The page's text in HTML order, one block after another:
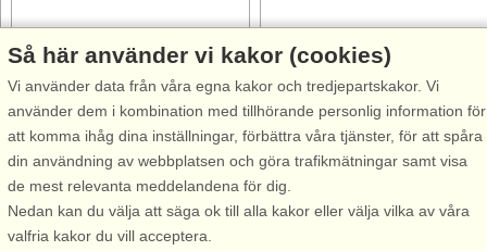
Stugnr: 50953
Gustavsfors
5 personer, 112 m²
50 m till sjö/hav:.
Tillbringa din semester i detta
mysiga hus med en fantastisk
utsikt! På baksidan av huset
Stugnr: 10624
Billingsfors
5 personer, 100 m²
70 m till sjö/hav:.
Trevligt inredd villa norr om
Billingsfors med härlig sjöutsikt
Så här använder vi kakor (cookies)
Vi använder data från våra egna kakor och tredjepartskakor. Vi
använder dem i kombination med tillhörande personlig information för
att komma ihåg dina inställningar, förbättra våra tjänster, för att spåra
din användning av webbplatsen och göra trafikmätningar samt visa
de mest relevanta meddelandena för dig.
Nedan kan du välja att säga ok till alla kakor eller välja vilka av våra
valfria kakor du vill acceptera.